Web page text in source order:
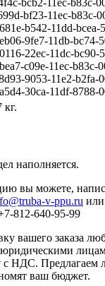
bcb2-11ec-b83c-
bf23-11ec-b83c-
b542-11dd-bcea-
9fe7-11db-bc74-
22ec-11dc-bc90-
c09e-11ec-b83c-
9053-11e2-b2fa-
30ca-11df-8788-
кг.
наполняется.
вы можете,
v-ppu.ru
812-640-95-99
вашего заказа
юридическими
с НДС. Предлагаем
ваш бюджет.